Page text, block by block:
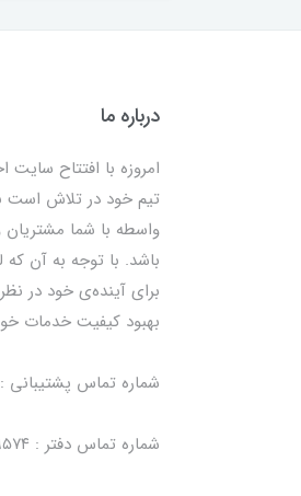
درباره ما
امروزه با افتتاح
تیم خود در تلاش است
واسطه با شما مشتریان
باشد. با توجه به آن که
برای آینده‌ی خود در
بهبود کیفیت خدمات
شماره تماس پشتیبانی :
شماره تماس دفتر : ۲۲۳۳۹۵۷۴-۰۲۱